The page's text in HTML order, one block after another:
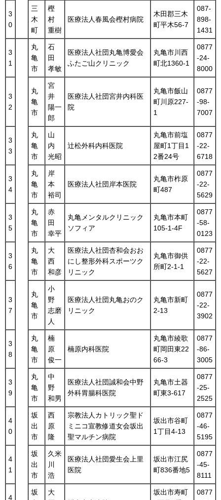
3
0
三
木
町
樫
村
重樹
医療法人春風会樫村病院
木田郡三木
町平木56-7
087-
898-
1431
3
1
丸
亀
市
石
田
孝敏
医療法人社団丸亀博愛会
ふたご山クリニック
丸亀市川西
町北1360-1
0877
-24-
8000
3
2
丸
亀
市
宮
井
陽一
郎
医療法人社団宮井内科医
院
丸亀市飯山
町川原227-
1
0877
-98-
7007
3
3
丸
亀
市
山
内
光昭
辻松外科内科医院
丸亀市前塩
屋町1丁目1
2番24号
0877
-22-
6718
3
4
丸
亀
市
岸
本
裕司
医療法人社団岸本医院
丸亀市柞原
町487
0877
-22-
5629
3
5
丸
亀
市
赤
田
幸平
丸亀メンタルクリニック
ソフィア
丸亀市本町
105-1-4F
0877
-58-
0123
3
6
丸
亀
市
大
西
和彦
医療法人社団杏和会おお
にし整形外科スポーツク
リニック
丸亀市御供
所町2-1-1
0877
-22-
5627
3
7
丸
亀
市
小
野
志磨
人
医療法人社団丸亀おのク
リニック
丸亀市新町
2-13
0877
-22-
3902
3
8
丸
亀
市
楠
原
俊一
楠原内科医院
丸亀市綾歌
町岡田東22
66-3
0877
-86-
3005
3
9
丸
亀
市
中
野
和男
医療法人社団誠和会中野
外科胃腸科医院
丸亀市土器
町東3-617
0877
-25-
2525
4
0
坂
出
市
西
原
隆
宗教法人カトリック聖ド
ミニコ宣教修道女会坂出
聖マルチン病院
坂出市谷町
1丁目4-13
0877
-46-
5195
4
1
坂
出
市
久米
川
浩
医療法人社団愛生会上里
医院
坂出市江尻
町836番地5
0877
-45-
8111
4
坂
大
坂出市寿町
0877